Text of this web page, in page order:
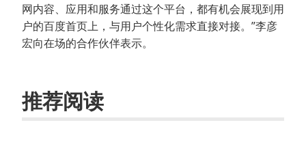
网内容、应用和服务通过这个平台，都有机会展现到用
户的百度首页上，与用户个性化需求直接对接。”李彦
宏向在场的合作伙伴表示。
推荐阅读